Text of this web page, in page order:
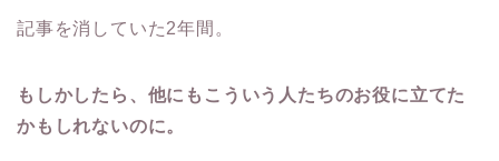
記事を消していた2年間。
もしかしたら、他にもこういう人たちのお役に立てた
かもしれないのに。